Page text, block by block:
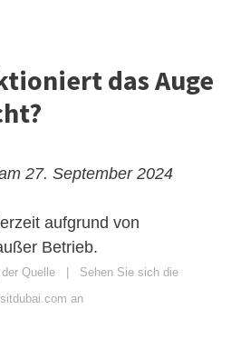
das Auge
27. September 2024
aufgrund von
Betrieb.
Quelle
Sehen Sie sich die
an